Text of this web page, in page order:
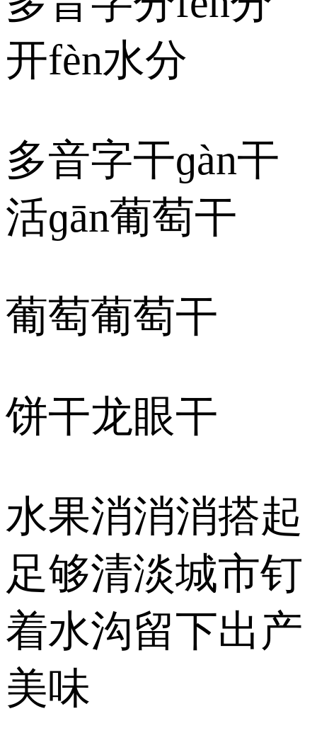
开fèn水分
多音字干ɡàn干
活ɡān葡萄干
葡萄葡萄干
饼干龙眼干
水果消消消搭起
足够清淡城市钉
着水沟留下出产
美味